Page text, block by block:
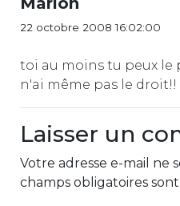
22 octobre 2008 16:02:00
toi au moins tu peux le
n'ai même pas le
Laisser un
Votre adresse e-mail ne
champs obligatoires